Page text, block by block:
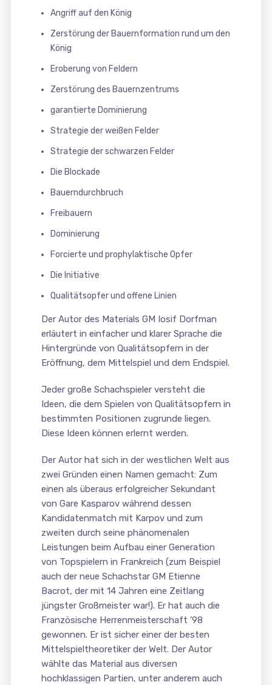
Angriff auf den König
Zerstörung der Bauernformation rund um den
König
Eroberung von Feldern
Zerstörung des Bauernzentrums
garantierte Dominierung
Strategie der weißen Felder
Strategie der schwarzen Felder
Die Blockade
Bauerndurchbruch
Freibauern
Dominierung
Forcierte und prophylaktische Opfer
Die Initiative
Qualitätsopfer und offene Linien
Der Autor des Materials GM Iosif Dorfman
erläutert in einfacher und klarer Sprache die
Hintergründe von Qualitätsopfern in der
Eröffnung, dem Mittelspiel und dem Endspiel.
Jeder große Schachspieler versteht die
Ideen, die dem Spielen von Qualitätsopfern in
bestimmten Positionen zugrunde liegen.
Diese Ideen können erlernt werden.
Der Autor hat sich in der westlichen Welt aus
zwei Gründen einen Namen gemacht: Zum
einen als überaus erfolgreicher Sekundant
von Gare Kasparov während dessen
Kandidatenmatch mit Karpov und zum
zweiten durch seine phänomenalen
Leistungen beim Aufbau einer Generation
von Topspielern in Frankreich (zum Beispiel
auch der neue Schachstar GM Etienne
Bacrot, der mit 14 Jahren eine Zeitlang
jüngster Großmeister war!). Er hat auch die
Französische Herrenmeisterschaft ’98
gewonnen. Er ist sicher einer der besten
Mittelspieltheoretiker der Welt. Der Autor
wählte das Material aus diversen
hochklassigen Partien, unter anderem auch